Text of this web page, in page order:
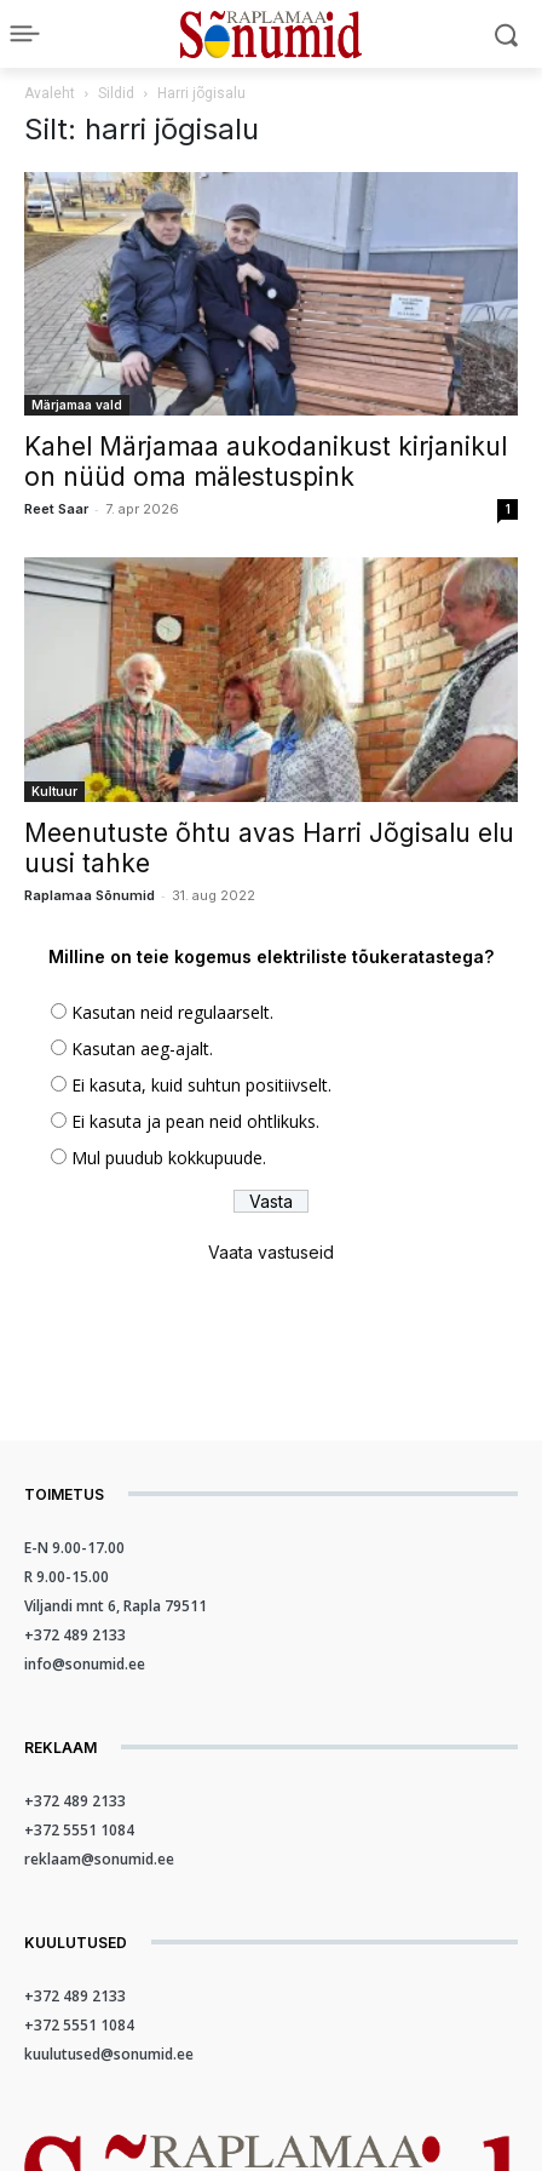
Avaleht Sildid Harri jõgisalu
Silt: harri jõgisalu
Märjamaa vald
Kahel Märjamaa aukodanikust kirjanikul
on nüüd oma mälestuspink
Reet Saar - 7. apr 2026 1
Kultuur
Meenutuste õhtu avas Harri Jõgisalu elu
uusi tahke
Raplamaa Sõnumid - 31. aug 2022
Milline on teie kogemus elektriliste tõukeratastega?
Kasutan neid regulaarselt.
Kasutan aeg-ajalt.
Ei kasuta, kuid suhtun positiivselt.
Ei kasuta ja pean neid ohtlikuks.
Mul puudub kokkupuude.
Vaata vastuseid
TOIMETUS
E-N 9.00-17.00
R 9.00-15.00
Viljandi mnt 6, Rapla 79511
+372 489 2133
info@sonumid.ee
REKLAAM
+372 489 2133
+372 5551 1084
reklaam@sonumid.ee
KUULUTUSED
+372 489 2133
+372 5551 1084
kuulutused@sonumid.ee